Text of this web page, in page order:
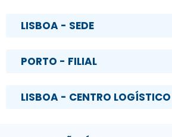
LISBOA - SEDE
PORTO - FILIAL
LISBOA - CENTRO LOGÍSTICO